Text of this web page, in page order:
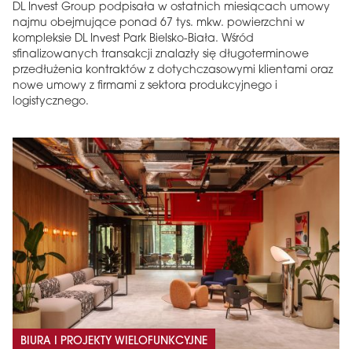
DL Invest Group podpisała w ostatnich miesiącach umowy
najmu obejmujące ponad 67 tys. mkw. powierzchni w
kompleksie DL Invest Park Bielsko-Biała. Wśród
sfinalizowanych transakcji znalazły się długoterminowe
przedłużenia kontraktów z dotychczasowymi klientami oraz
nowe umowy z firmami z sektora produkcyjnego i
logistycznego.
BIURA I PROJEKTY WIELOFUNKCYJNE